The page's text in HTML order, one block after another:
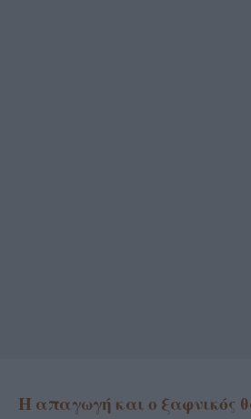
Η απαγωγή και ο ξαφνικός